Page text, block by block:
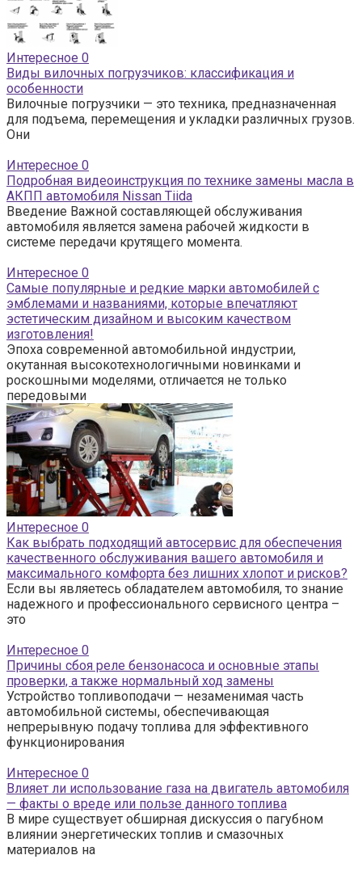
Интересное 0
Виды вилочных погрузчиков: классификация и
особенности
Вилочные погрузчики — это техника, предназначенная
для подъема, перемещения и укладки различных грузов.
Они
Интересное 0
Подробная видеоинструкция по технике замены масла в
АКПП автомобиля Nissan Tiida
Введение Важной составляющей обслуживания
автомобиля является замена рабочей жидкости в
системе передачи крутящего момента.
Интересное 0
Самые популярные и редкие марки автомобилей с
эмблемами и названиями, которые впечатляют
эстетическим дизайном и высоким качеством
изготовления!
Эпоха современной автомобильной индустрии,
окутанная высокотехнологичными новинками и
роскошными моделями, отличается не только
передовыми
Интересное 0
Как выбрать подходящий автосервис для обеспечения
качественного обслуживания вашего автомобиля и
максимального комфорта без лишних хлопот и рисков?
Если вы являетесь обладателем автомобиля, то знание
надежного и профессионального сервисного центра –
это
Интересное 0
Причины сбоя реле бензонасоса и основные этапы
проверки, а также нормальный ход замены
Устройство топливоподачи — незаменимая часть
автомобильной системы, обеспечивающая
непрерывную подачу топлива для эффективного
функционирования
Интересное 0
Влияет ли использование газа на двигатель автомобиля
— факты о вреде или пользе данного топлива
В мире существует обширная дискуссия о пагубном
влиянии энергетических топлив и смазочных
материалов на